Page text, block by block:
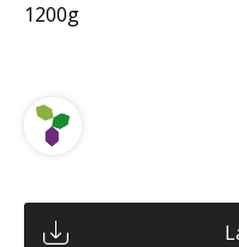
1200g